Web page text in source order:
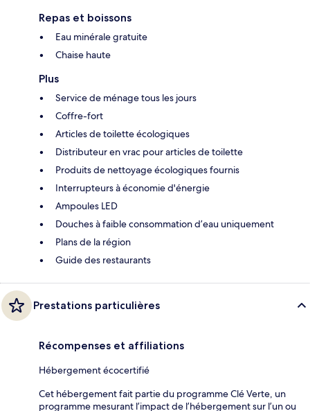
Repas et boissons
Eau minérale gratuite
Chaise haute
Plus
Service de ménage tous les jours
Coffre-fort
Articles de toilette écologiques
Distributeur en vrac pour articles de toilette
Produits de nettoyage écologiques fournis
Interrupteurs à économie d'énergie
Ampoules LED
Douches à faible consommation d’eau uniquement
Plans de la région
Guide des restaurants
Prestations particulières
Récompenses et affiliations
Hébergement écocertifié
Cet hébergement fait partie du programme Clé Verte, un
programme mesurant l’impact de l’hébergement sur l’un ou